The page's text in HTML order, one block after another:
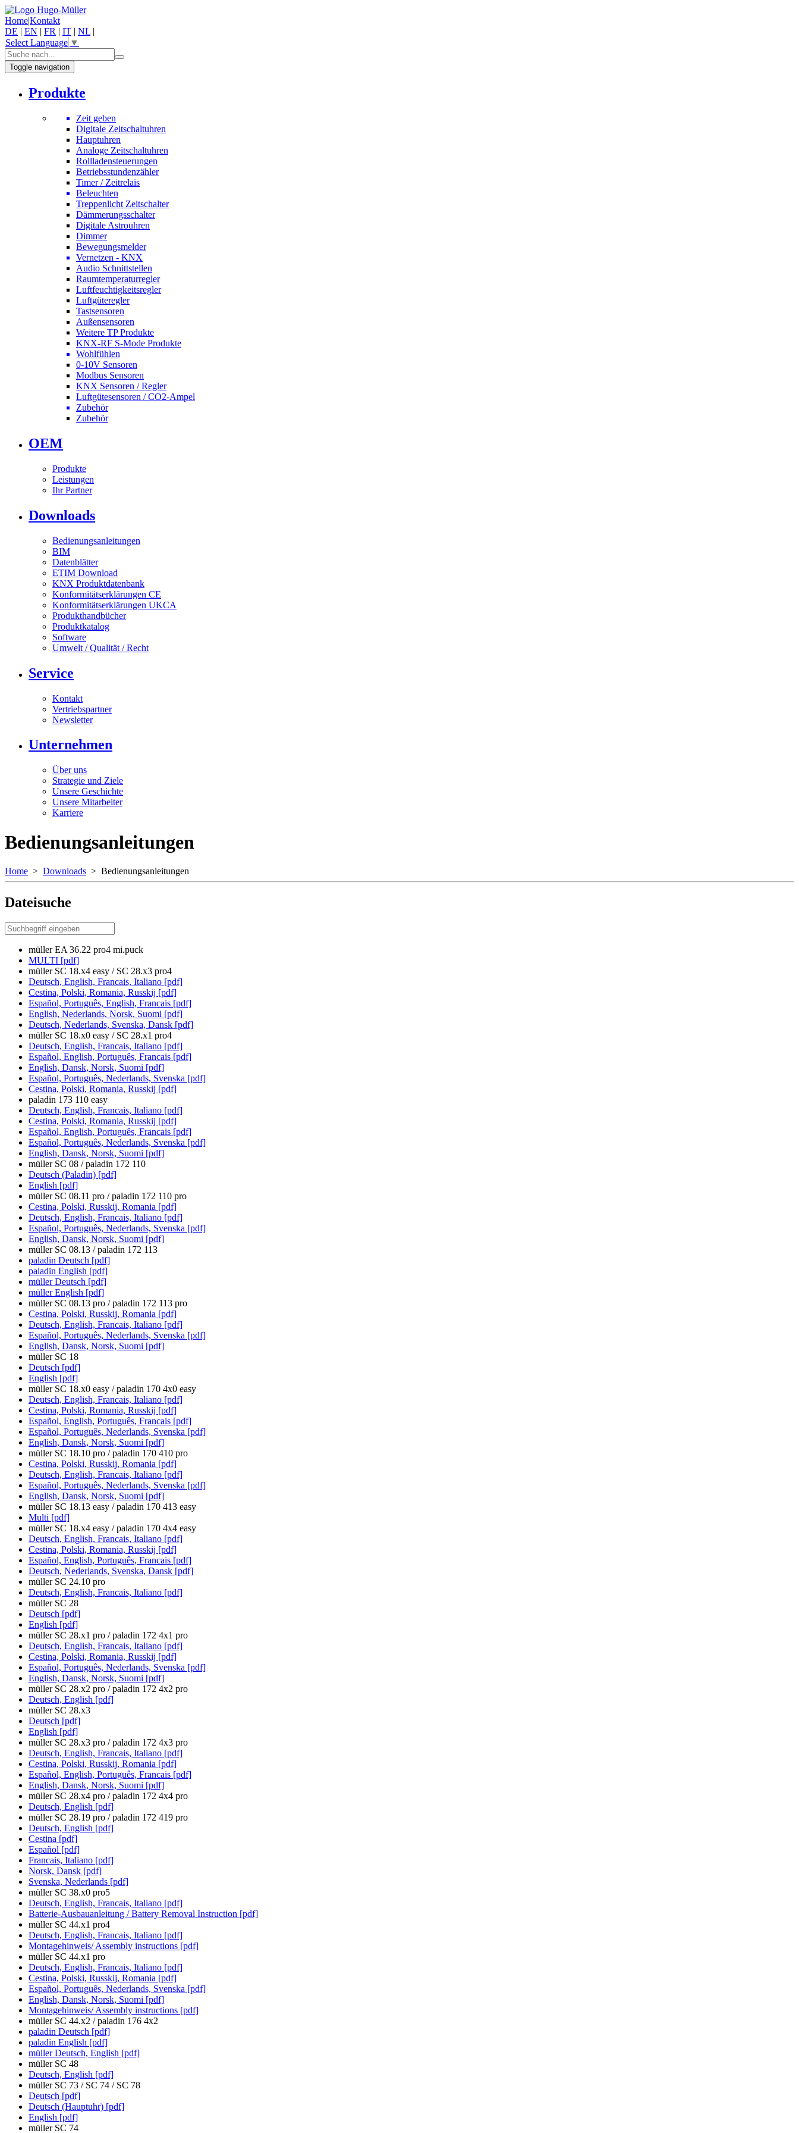
Home|Kontakt
DE | EN | FR | IT | NL |
Select Language ▼
Toggle navigation
Produkte
Zeit geben
Digitale Zeitschaltuhren
Hauptuhren
Analoge Zeitschaltuhren
Rollladensteuerungen
Betriebsstundenzähler
Timer / Zeitrelais
Beleuchten
Treppenlicht Zeitschalter
Dämmerungsschalter
Digitale Astrouhren
Dimmer
Bewegungsmelder
Vernetzen - KNX
Audio Schnittstellen
Raumtemperaturregler
Luftfeuchtigkeitsregler
Luftgüteregler
Tastsensoren
Außensensoren
Weitere TP Produkte
KNX-RF S-Mode Produkte
Wohlfühlen
0-10V Sensoren
Modbus Sensoren
KNX Sensoren / Regler
Luftgütesensoren / CO2-Ampel
Zubehör
Zubehör
OEM
Produkte
Leistungen
Ihr Partner
Downloads
Bedienungsanleitungen
BIM
Datenblätter
ETIM Download
KNX Produktdatenbank
Konformitätserklärungen CE
Konformitätserklärungen UKCA
Produkthandbücher
Produktkatalog
Software
Umwelt / Qualität / Recht
Service
Kontakt
Vertriebspartner
Newsletter
Unternehmen
Über uns
Strategie und Ziele
Unsere Geschichte
Unsere Mitarbeiter
Karriere
Bedienungsanleitungen
Home > Downloads > Bedienungsanleitungen
Dateisuche
müller EA 36.22 pro4 mi.puck
MULTI [pdf]
müller SC 18.x4 easy / SC 28.x3 pro4
Deutsch, English, Francais, Italiano [pdf]
Cestina, Polski, Romania, Russkij [pdf]
Español, Português, English, Francais [pdf]
English, Nederlands, Norsk, Suomi [pdf]
Deutsch, Nederlands, Svenska, Dansk [pdf]
müller SC 18.x0 easy / SC 28.x1 pro4
Deutsch, English, Francais, Italiano [pdf]
Español, English, Português, Francais [pdf]
English, Dansk, Norsk, Suomi [pdf]
Español, Português, Nederlands, Svenska [pdf]
Cestina, Polski, Romania, Russkij [pdf]
paladin 173 110 easy
Deutsch, English, Francais, Italiano [pdf]
Cestina, Polski, Romania, Russkij [pdf]
Español, English, Português, Francais [pdf]
Español, Português, Nederlands, Svenska [pdf]
English, Dansk, Norsk, Suomi [pdf]
müller SC 08 / paladin 172 110
Deutsch (Paladin) [pdf]
English [pdf]
müller SC 08.11 pro / paladin 172 110 pro
Cestina, Polski, Russkij, Romania [pdf]
Deutsch, English, Francais, Italiano [pdf]
Español, Português, Nederlands, Svenska [pdf]
English, Dansk, Norsk, Suomi [pdf]
müller SC 08.13 / paladin 172 113
paladin Deutsch [pdf]
paladin English [pdf]
müller Deutsch [pdf]
müller English [pdf]
müller SC 08.13 pro / paladin 172 113 pro
Cestina, Polski, Russkij, Romania [pdf]
Deutsch, English, Francais, Italiano [pdf]
Español, Português, Nederlands, Svenska [pdf]
English, Dansk, Norsk, Suomi [pdf]
müller SC 18
Deutsch [pdf]
English [pdf]
müller SC 18.x0 easy / paladin 170 4x0 easy
Deutsch, English, Francais, Italiano [pdf]
Cestina, Polski, Romania, Russkij [pdf]
Español, English, Português, Francais [pdf]
Español, Português, Nederlands, Svenska [pdf]
English, Dansk, Norsk, Suomi [pdf]
müller SC 18.10 pro / paladin 170 410 pro
Cestina, Polski, Russkij, Romania [pdf]
Deutsch, English, Francais, Italiano [pdf]
Español, Português, Nederlands, Svenska [pdf]
English, Dansk, Norsk, Suomi [pdf]
müller SC 18.13 easy / paladin 170 413 easy
Multi [pdf]
müller SC 18.x4 easy / paladin 170 4x4 easy
Deutsch, English, Francais, Italiano [pdf]
Cestina, Polski, Romania, Russkij [pdf]
Español, English, Português, Francais [pdf]
Deutsch, Nederlands, Svenska, Dansk [pdf]
müller SC 24.10 pro
Deutsch, English, Francais, Italiano [pdf]
müller SC 28
Deutsch [pdf]
English [pdf]
müller SC 28.x1 pro / paladin 172 4x1 pro
Deutsch, English, Francais, Italiano [pdf]
Cestina, Polski, Romania, Russkij [pdf]
Español, Português, Nederlands, Svenska [pdf]
English, Dansk, Norsk, Suomi [pdf]
müller SC 28.x2 pro / paladin 172 4x2 pro
Deutsch, English [pdf]
müller SC 28.x3
Deutsch [pdf]
English [pdf]
müller SC 28.x3 pro / paladin 172 4x3 pro
Deutsch, English, Francais, Italiano [pdf]
Cestina, Polski, Russkij, Romania [pdf]
Español, English, Português, Francais [pdf]
English, Dansk, Norsk, Suomi [pdf]
müller SC 28.x4 pro / paladin 172 4x4 pro
Deutsch, English [pdf]
müller SC 28.19 pro / paladin 172 419 pro
Deutsch, English [pdf]
Cestina [pdf]
Español [pdf]
Francais, Italiano [pdf]
Norsk, Dansk [pdf]
Svenska, Nederlands [pdf]
müller SC 38.x0 pro5
Deutsch, English, Francais, Italiano [pdf]
Batterie-Ausbauanleitung / Battery Removal Instruction [pdf]
müller SC 44.x1 pro4
Deutsch, English, Francais, Italiano [pdf]
Montagehinweis/ Assembly instructions [pdf]
müller SC 44.x1 pro
Deutsch, English, Francais, Italiano [pdf]
Cestina, Polski, Russkij, Romania [pdf]
Español, Português, Nederlands, Svenska [pdf]
English, Dansk, Norsk, Suomi [pdf]
Montagehinweis/ Assembly instructions [pdf]
müller SC 44.x2 / paladin 176 4x2
paladin Deutsch [pdf]
paladin English [pdf]
müller Deutsch, English [pdf]
müller SC 48
Deutsch, English [pdf]
müller SC 73 / SC 74 / SC 78
Deutsch [pdf]
Deutsch (Hauptuhr) [pdf]
English [pdf]
müller SC 74